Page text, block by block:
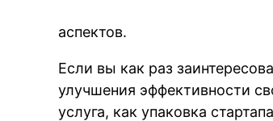
аспектов.
Если вы как раз
улучшения эффективности
услуга, какупаковка